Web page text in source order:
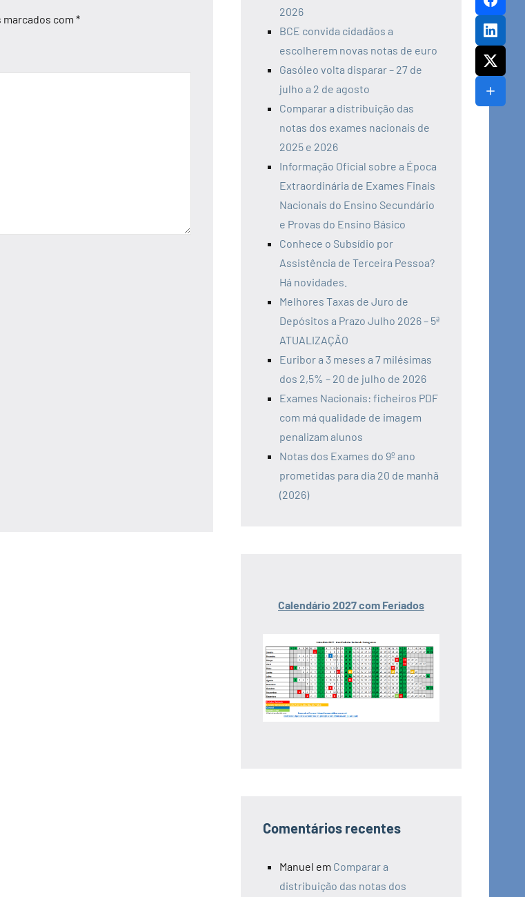
com *
2026
BCE convida cidadãos a
escolherem novas notas de euro
Gasóleo volta disparar – 27 de
julho a 2 de agosto
Comparar a distribuição das
notas dos exames nacionais de
2025 e 2026
Informação Oficial sobre a Época
Extraordinária de Exames Finais
Nacionais do Ensino Secundário
e Provas do Ensino Básico
Conhece o Subsídio por
Assistência de Terceira Pessoa?
Há novidades.
Melhores Taxas de Juro de
Depósitos a Prazo Julho 2026 – 5ª
ATUALIZAÇÃO
Euribor a 3 meses a 7 milésimas
dos 2,5% – 20 de julho de 2026
Exames Nacionais: ficheiros PDF
com má qualidade de imagem
penalizam alunos
Notas dos Exames do 9º ano
prometidas para dia 20 de manhã
(2026)
Calendário 2027 com Feriados
Comentários recentes
Manuel em Comparar a
distribuição das notas dos